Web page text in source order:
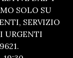
SOLO SU
SERVIZIO
URGENTI